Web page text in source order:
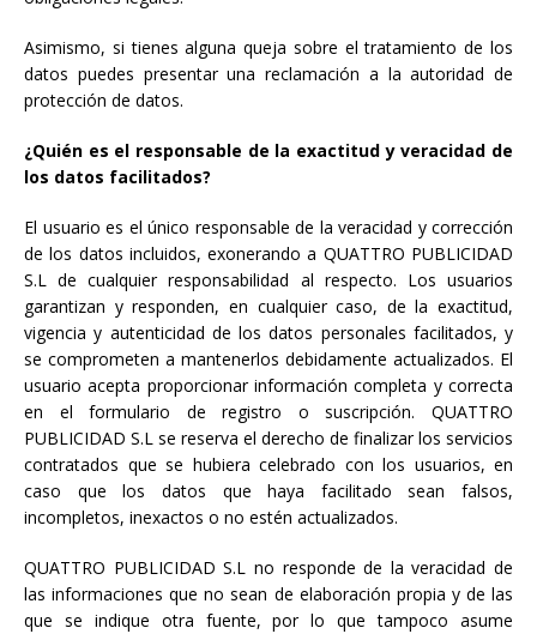
Asimismo, si tienes alguna queja sobre el tratamiento de los
datos puedes presentar una reclamación a la autoridad de
protección de datos.
¿Quién es el responsable de la exactitud y veracidad de
los datos facilitados?
El usuario es el único responsable de la veracidad y corrección
de los datos incluidos, exonerando a QUATTRO PUBLICIDAD
S.L de cualquier responsabilidad al respecto. Los usuarios
garantizan y responden, en cualquier caso, de la exactitud,
vigencia y autenticidad de los datos personales facilitados, y
se comprometen a mantenerlos debidamente actualizados. El
usuario acepta proporcionar información completa y correcta
en el formulario de registro o suscripción. QUATTRO
PUBLICIDAD S.L se reserva el derecho de finalizar los servicios
contratados que se hubiera celebrado con los usuarios, en
caso que los datos que haya facilitado sean falsos,
incompletos, inexactos o no estén actualizados.
QUATTRO PUBLICIDAD S.L no responde de la veracidad de
las informaciones que no sean de elaboración propia y de las
que se indique otra fuente, por lo que tampoco asume